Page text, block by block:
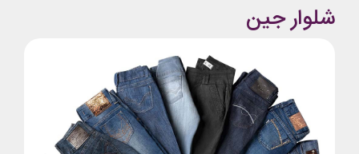
شلوار جین